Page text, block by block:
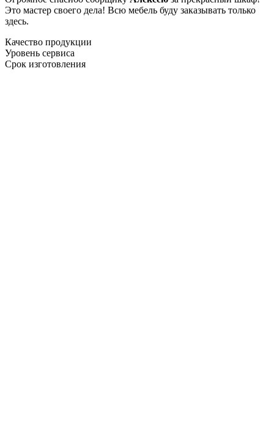
Это мастер своего дела! Всю мебель буду заказывать только
здесь.
Качество продукции
Уровень сервиса
Срок изготовления